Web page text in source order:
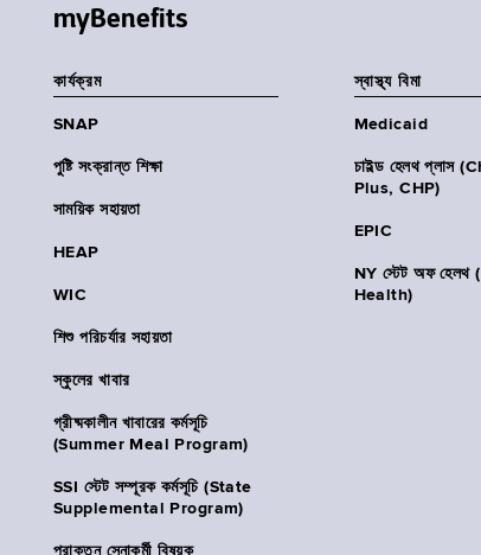
myBenefits
কার্যক্রম
SNAP
পুষ্টি সংক্রান্ত শিক্ষা
সাময়িক সহায়তা
HEAP
WIC
শিশু পরিচর্যার সহায়তা
স্কুলের খাবার
গ্রীষ্মকালীন খাবারের কর্মসূচি
(Summer Meal Program)
SSI স্টেট সম্পূরক কর্মসূচি (State
Supplemental Program)
প্রাক্তন সেনাকর্মী বিষয়ক
স্বাস্থ্য বিমা
Medicaid
চাইল্ড হেলথ প্লাস
Plus, CHP)
EPIC
NY স্টেট অফ
Health)